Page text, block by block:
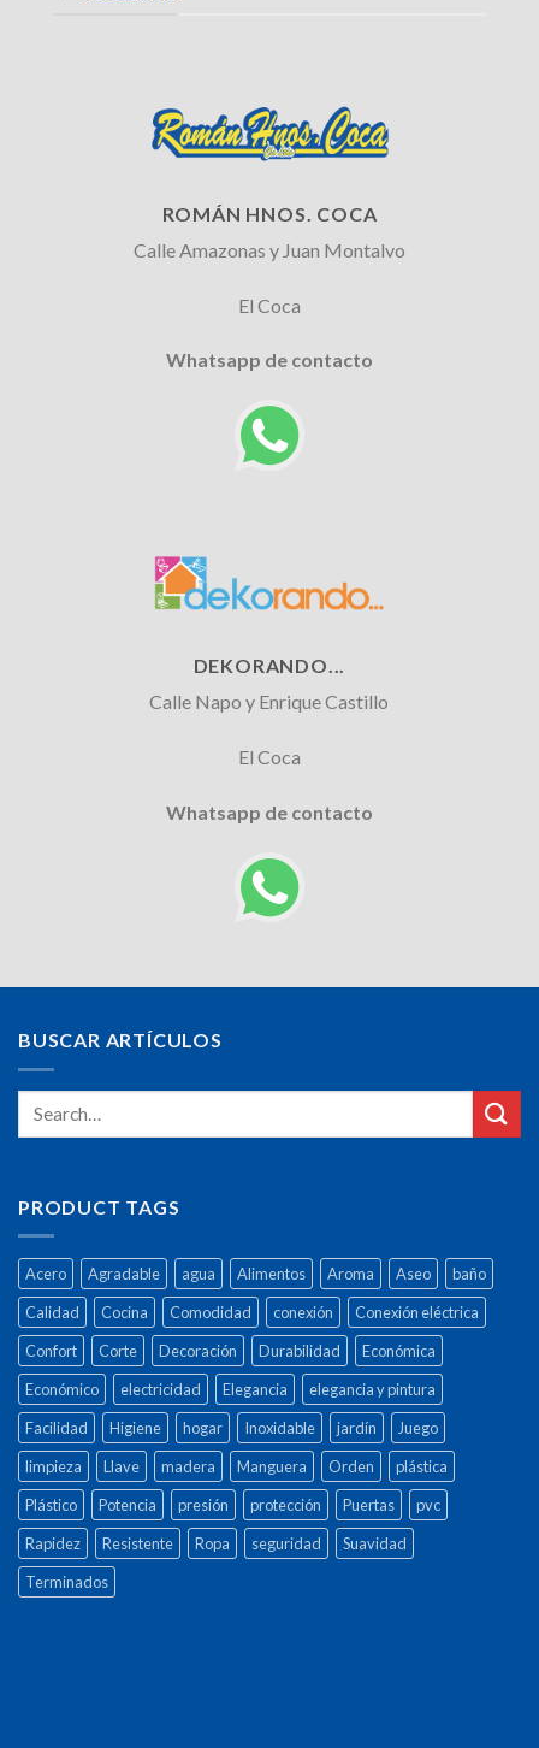
ROMÁN HNOS. COCA
Calle Amazonas y Juan Montalvo
El Coca
Whatsapp de contacto
DEKORANDO...
Calle Napo y Enrique Castillo
El Coca
Whatsapp de contacto
BUSCAR ARTÍCULOS
PRODUCT TAGS
Acero Agradable agua Alimentos Aroma Aseo
baño
Calidad
Cocina Comodidad conexión
Conexión eléctrica
Confort
Corte Decoración Durabilidad
Económica
Económico
electricidad Elegancia
elegancia y pintura
Facilidad
Higiene hogar Inoxidable jardín
Juego
limpieza
Llave madera Manguera Orden
plástica
Plástico
Potencia presión protección Puertas
pvc
Rapidez
Resistente Ropa seguridad
Suavidad
Terminados